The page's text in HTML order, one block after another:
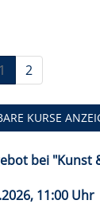
1 2
KURSE
bei "Kunst
11:00 Uhr